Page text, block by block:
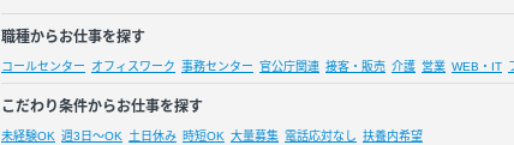
職種からお仕事を探す
コールセンター オフィスワーク 事務センター 官公庁関連 接客・販売 介護 営業 WEB・IT
こだわり条件からお仕事を探す
未経験OK 週3日～OK 土日休み 時短OK 大量募集 電話応対なし 扶養内希望